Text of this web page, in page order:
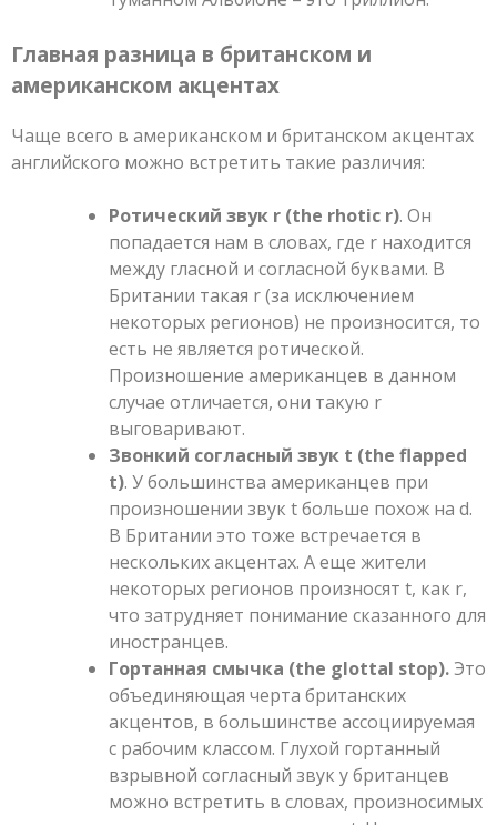
Главная разница в британском и
американском акцентах
Чаще всего в американском и британском акцентах
английского можно встретить такие различия:
Ротический звук r (the rhotic r). Он
попадается нам в словах, где r находится
между гласной и согласной буквами. В
Британии такая r (за исключением
некоторых регионов) не произносится, то
есть не является ротической.
Произношение американцев в данном
случае отличается, они такую r
выговаривают.
Звонкий согласный звук t (the flapped
t). У большинства американцев при
произношении звук t больше похож на d.
В Британии это тоже встречается в
нескольких акцентах. А еще жители
некоторых регионов произносят t, как r,
что затрудняет понимание сказанного для
иностранцев.
Гортанная смычка (the glottal stop). Это
объединяющая черта британских
акцентов, в большинстве ассоциируемая
с рабочим классом. Глухой гортанный
взрывной согласный звук у британцев
можно встретить в словах, произносимых